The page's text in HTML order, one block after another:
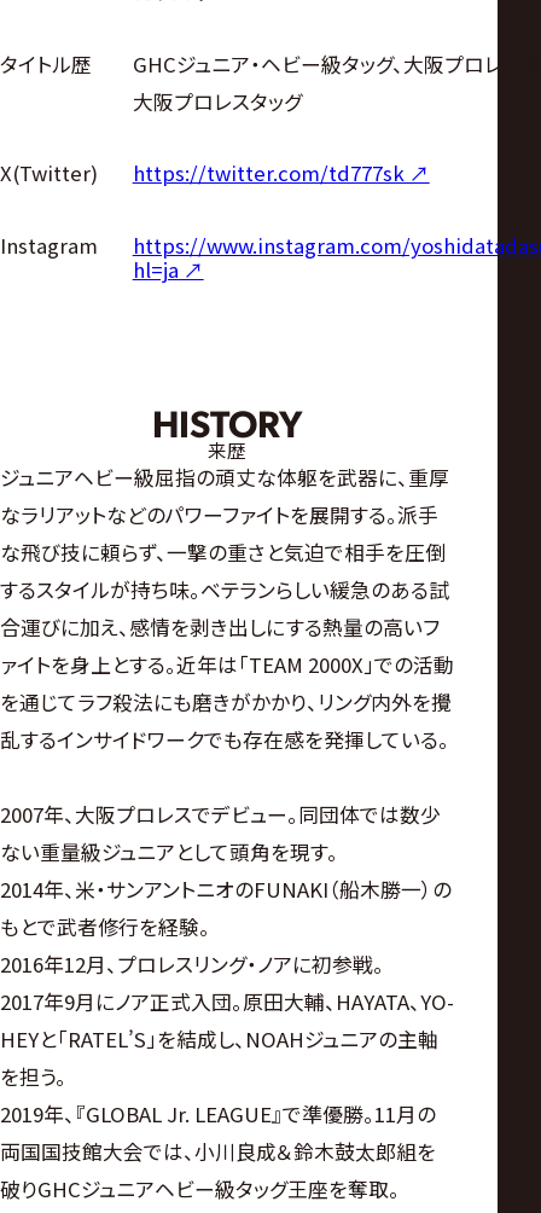
タイトル歴
GHCジュニア・ヘビー級タッグ、大阪プロレス
大阪プロレスタッグ
X(Twitter) https://twitter.com/td777sk ↗︎
Instagram
https://www.instagram.com/
hl=ja ↗︎
HISTORY
来歴
ジュニアヘビー級屈指の頑丈な体躯を武器に、重厚
なラリアットなどのパワーファイトを展開する。派手
な飛び技に頼らず、一撃の重さと気迫で相手を圧倒
するスタイルが持ち味。ベテランらしい緩急のある試
合運びに加え、感情を剥き出しにする熱量の高いフ
ァイトを身上とする。近年は「TEAM 2000X」での活動
を通じてラフ殺法にも磨きがかかり、リング内外を攪
乱するインサイドワークでも存在感を発揮している。
2007年、大阪プロレスでデビュー。同団体では数少
ない重量級ジュニアとして頭角を現す。
2014年、米・サンアントニオのFUNAKI（船木勝一）の
もとで武者修行を経験。
2016年12月、プロレスリング・ノアに初参戦。
2017年9月にノア正式入団。原田大輔、HAYATA、YO-
HEYと「RATEL’S」を結成し、NOAHジュニアの主軸
を担う。
2019年、『GLOBAL Jr. LEAGUE』で準優勝。11月の
両国国技館大会では、小川良成＆鈴木鼓太郎組を
破りGHCジュニアヘビー級タッグ王座を奪取。